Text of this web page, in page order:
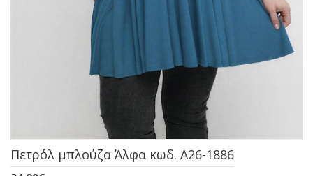
Πετρόλ μπλούζα Άλφα κωδ. A26-1886